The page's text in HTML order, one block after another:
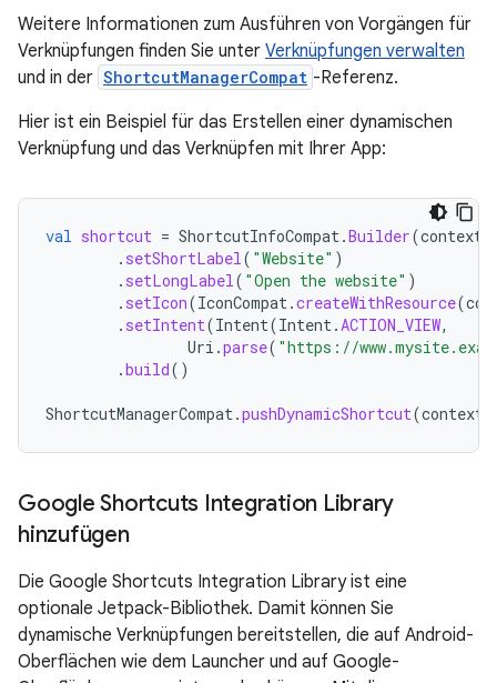
Weitere Informationen zum Ausführen von Vorgängen für
Verknüpfungen finden Sie unter Verknüpfungen verwalten
und in der ShortcutManagerCompat -Referenz.
Hier ist ein Beispiel für das Erstellen einer dynamischen
Verknüpfung und das Verknüpfen mit Ihrer App:
val shortcut = ShortcutInfoCompat.Builder(context
. setShortLabel( "Website" )
. setLongLabel( "Open the website" )
. setIcon(IconCompat.createWithResource(
. setIntent(Intent(Intent.ACTION_VIEW,
Uri .parse( "https://
.build()
ShortcutManagerCompat.pushDynamicShortcut(context
Google Shortcuts Integration Library
hinzufügen
Die Google Shortcuts Integration Library ist eine
optionale Jetpack-Bibliothek. Damit können Sie
dynamische Verknüpfungen bereitstellen, die auf Android-
Oberflächen wie dem Launcher und auf Google-